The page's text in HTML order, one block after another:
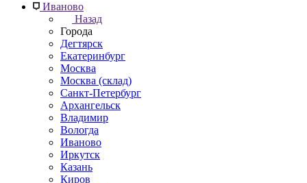
Иваново
Назад
Города
Дегтярск
Екатеринбург
Москва
Москва (склад)
Санкт-Петербург
Архангельск
Владимир
Вологда
Иваново
Иркутск
Казань
Киров